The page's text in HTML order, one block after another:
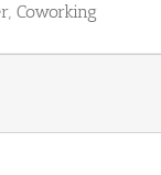
Coworking